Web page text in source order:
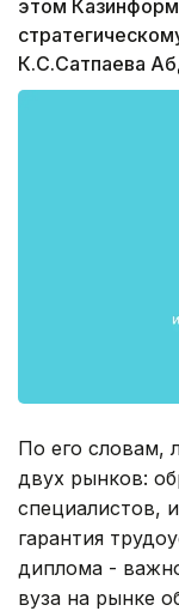
этом
К.С.Сатпаева
По его словам,
двух рынков:
специалистов,
гарантия
диплома -
вуза на рынке